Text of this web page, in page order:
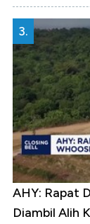
3.
AHY: Rapat
Diambil Alih